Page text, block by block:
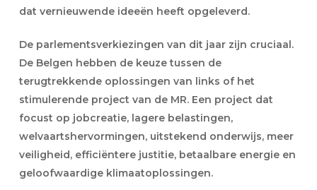
dat vernieuwende ideeën heeft opgeleverd.
De parlementsverkiezingen van dit jaar zijn cruciaal.
De Belgen hebben de keuze tussen de
terugtrekkende oplossingen van links of het
stimulerende project van de MR. Een project dat
focust op jobcreatie, lagere belastingen,
welvaartshervormingen, uitstekend onderwijs, meer
veiligheid, efficiëntere justitie, betaalbare energie en
geloofwaardige klimaatoplossingen.